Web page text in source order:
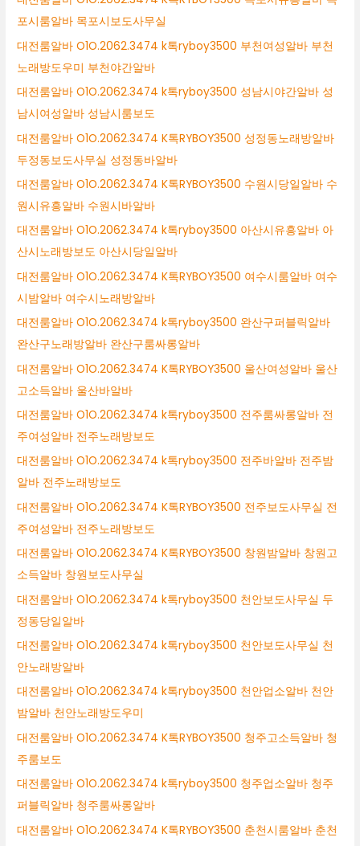
포시룸알바 목포시보도사무실
대전룸알바 O1O.2062.3474 k톡ryboy3500 부천여성알바 부천
노래방도우미 부천야간알바
대전룸알바 O1O.2062.3474 k톡ryboy3500 성남시야간알바 성
남시여성알바 성남시룸보도
대전룸알바 O1O.2062.3474 K톡RYBOY3500 성정동노래방알바
두정동보도사무실 성정동바알바
대전룸알바 O1O.2062.3474 K톡RYBOY3500 수원시당일알바 수
원시유흥알바 수원시바알바
대전룸알바 O1O.2062.3474 k톡ryboy3500 아산시유흥알바 아
산시노래방보도 아산시당일알바
대전룸알바 O1O.2062.3474 K톡RYBOY3500 여수시룸알바 여수
시밤알바 여수시노래방알바
대전룸알바 O1O.2062.3474 k톡ryboy3500 완산구퍼블릭알바
완산구노래방알바 완산구룸싸롱알바
대전룸알바 O1O.2062.3474 K톡RYBOY3500 울산여성알바 울산
고소득알바 울산바알바
대전룸알바 O1O.2062.3474 k톡ryboy3500 전주룸싸롱알바 전
주여성알바 전주노래방보도
대전룸알바 O1O.2062.3474 k톡ryboy3500 전주바알바 전주밤
알바 전주노래방보도
대전룸알바 O1O.2062.3474 K톡RYBOY3500 전주보도사무실 전
주여성알바 전주노래방보도
대전룸알바 O1O.2062.3474 K톡RYBOY3500 창원밤알바 창원고
소득알바 창원보도사무실
대전룸알바 O1O.2062.3474 k톡ryboy3500 천안보도사무실 두
정동당일알바
대전룸알바 O1O.2062.3474 k톡ryboy3500 천안보도사무실 천
안노래방알바
대전룸알바 O1O.2062.3474 k톡ryboy3500 천안업소알바 천안
밤알바 천안노래방도우미
대전룸알바 O1O.2062.3474 K톡RYBOY3500 청주고소득알바 청
주룸보도
대전룸알바 O1O.2062.3474 k톡ryboy3500 청주업소알바 청주
퍼블릭알바 청주룸싸롱알바
대전룸알바 O1O.2062.3474 K톡RYBOY3500 춘천시룸알바 춘천